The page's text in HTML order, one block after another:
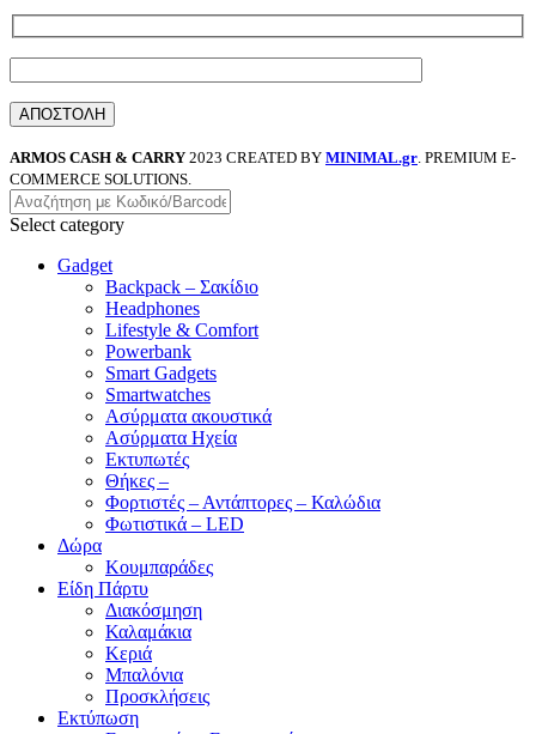
ARMOS CASH & CARRY 2023 CREATED BY MINIMAL.gr . PREMIUM E-
COMMERCE SOLUTIONS.
Select category
Gadget
Backpack – Σακίδιο
Headphones
Lifestyle & Comfort
Powerbank
Smart Gadgets
Smartwatches
Ασύρματα ακουστικά
Ασύρματα Ηχεία
Εκτυπωτές
Θήκες –
Φορτιστές – Αντάπτορες – Καλώδια
Φωτιστικά – LED
Δώρα
Κουμπαράδες
Είδη Πάρτυ
Διακόσμηση
Καλαμάκια
Κεριά
Μπαλόνια
Προσκλήσεις
Εκτύπωση